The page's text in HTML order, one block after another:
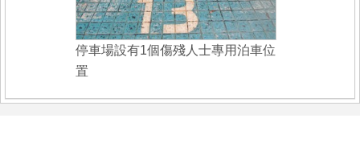
停車場設有1個傷殘人士專用泊車位
置